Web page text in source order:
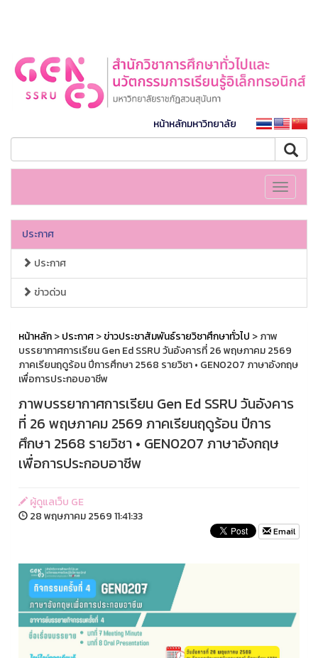
หน้าหลักมหาวิทยาลัย
Toggle
ประกาศ
ประกาศ
ข่าวด่วน
หน้าหลัก>ประกาศ>ข่าวประชาสัมพันธ์รายวิชาศึกษาทั่วไป > ภาพ
บรรยากาศการเรียน Gen Ed SSRU วันอังคารที่ 26 พฤษภาคม 2569
ภาคเรียนฤดูร้อน ปีการศึกษา 2568 รายวิชา • GEN0207 ภาษาอังกฤษ
เพื่อการประกอบอาชีพ
ภาพบรรยากาศการเรียน Gen Ed SSRU วันอังคาร
ที่ 26 พฤษภาคม 2569 ภาคเรียนฤดูร้อน ปีการ
ศึกษา 2568 รายวิชา • GEN0207 ภาษาอังกฤษ
เพื่อการประกอบอาชีพ
ผู้ดูแลเว็บ GE
28 พฤษภาคม 2569 11:41:33
Email